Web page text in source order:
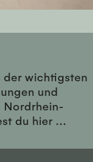
der wichtigsten
und
Nordrhein-
du hier ...